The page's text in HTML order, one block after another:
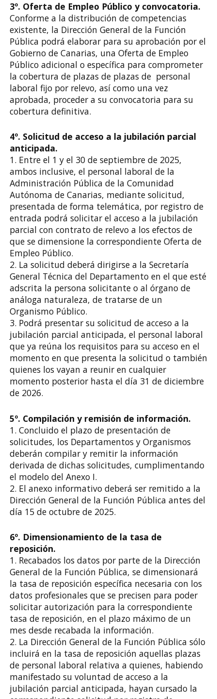
3º. Oferta de Empleo Público y convocatoria.
Conforme a la distribución de competencias
existente, la Dirección General de la Función
Pública podrá elaborar para su aprobación por el
Gobierno de Canarias, una Oferta de Empleo
Público adicional o específica para comprometer
la cobertura de plazas de plazas de personal
laboral fijo por relevo, así como una vez
aprobada, proceder a su convocatoria para su
cobertura definitiva.
4º. Solicitud de acceso a la jubilación parcial
anticipada.
1. Entre el 1 y el 30 de septiembre de 2025,
ambos inclusive, el personal laboral de la
Administración Pública de la Comunidad
Autónoma de Canarias, mediante solicitud,
presentada de forma telemática, por registro de
entrada podrá solicitar el acceso a la jubilación
parcial con contrato de relevo a los efectos de
que se dimensione la correspondiente Oferta de
Empleo Público.
2. La solicitud deberá dirigirse a la Secretaría
General Técnica del Departamento en el que esté
adscrita la persona solicitante o al órgano de
análoga naturaleza, de tratarse de un
Organismo Público.
3. Podrá presentar su solicitud de acceso a la
jubilación parcial anticipada, el personal laboral
que ya reúna los requisitos para su acceso en el
momento en que presenta la solicitud o también
quienes los vayan a reunir en cualquier
momento posterior hasta el día 31 de diciembre
de 2026.
5º. Compilación y remisión de información.
1. Concluido el plazo de presentación de
solicitudes, los Departamentos y Organismos
deberán compilar y remitir la información
derivada de dichas solicitudes, cumplimentando
el modelo del Anexo I.
2. El anexo informativo deberá ser remitido a la
Dirección General de la Función Pública antes del
día 15 de octubre de 2025.
6º. Dimensionamiento de la tasa de
reposición.
1. Recabados los datos por parte de la Dirección
General de la Función Pública, se dimensionará
la tasa de reposición específica necesaria con los
datos profesionales que se precisen para poder
solicitar autorización para la correspondiente
tasa de reposición, en el plazo máximo de un
mes desde recabada la información.
2. La Dirección General de la Función Pública sólo
incluirá en la tasa de reposición aquellas plazas
de personal laboral relativa a quienes, habiendo
manifestado su voluntad de acceso a la
jubilación parcial anticipada, hayan cursado la